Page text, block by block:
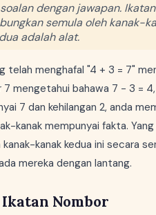
dengan jawapan.
semula oleh kanak-
adalah alat.
telah menghafal "4 + 3 = 7"
mengetahui bahawa 7 − 3 =
7 dan kehilangan 2, anda
kanak mempunyai fakta.
kanak kedua ini secara
mereka dengan lantang.
Nombor